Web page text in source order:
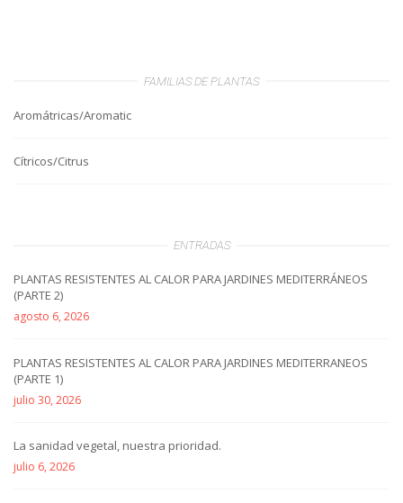
FAMILIAS DE PLANTAS
Aromátricas/Aromatic
Cítricos/Citrus
ENTRADAS
PLANTAS RESISTENTES AL CALOR PARA JARDINES MEDITERRÁNEOS
(PARTE 2)
agosto 6, 2026
PLANTAS RESISTENTES AL CALOR PARA JARDINES MEDITERRANEOS
(PARTE 1)
julio 30, 2026
La sanidad vegetal, nuestra prioridad.
julio 6, 2026